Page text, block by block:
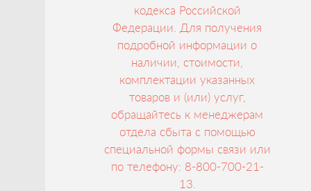
кодекса Российской
Федерации. Для получения
подробной информации о
наличии, стоимости,
комплектации указанных
товаров и (или) услуг,
обращайтесь к менеджерам
отдела сбыта с помощью
специальной формы связи или
по телефону: 8-800-700-21-
13.